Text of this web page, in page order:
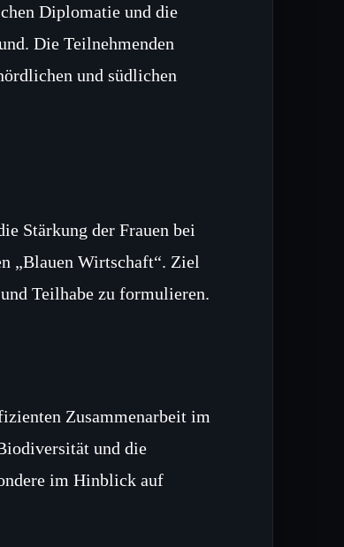
Diplomatie und die
Die Teilnehmenden
und südlichen
Stärkung der Frauen bei
„Blauen Wirtschaft“. Ziel
Teilhabe zu formulieren.
Zusammenarbeit im
und die
im Hinblick auf